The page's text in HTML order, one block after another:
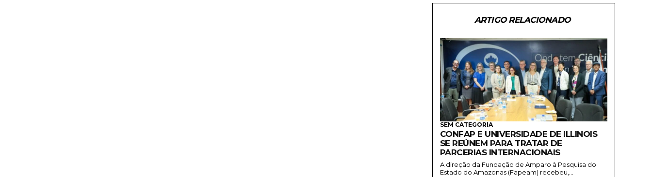
ARTIGO RELACIONADO
SEM CATEGORIA
CONFAP E UNIVERSIDADE DE ILLINOIS
SE REÚNEM PARA TRATAR DE
PARCERIAS INTERNACIONAIS
A direção da Fundação de Amparo à Pesquisa do
Estado do Amazonas (Fapeam) recebeu,...